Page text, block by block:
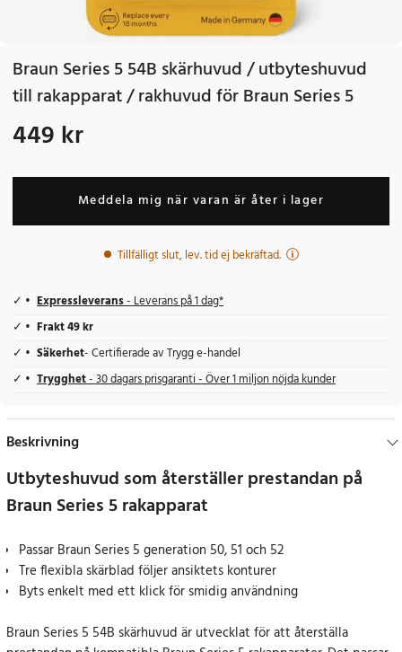
Braun Series 5 54B skärhuvud / utbyteshuvud
till rakapparat / rakhuvud för Braun Series 5
Pris:449 kr
449 kr
Meddela mig när varan är åter i lager
Tillfälligt slut, lev. tid ej bekräftad.
Expressleverans- Leverans på 1 dag*
Frakt 49 kr
Säkerhet- Certifierade av Trygg e-handel
Trygghet- 30 dagars prisgaranti - Över 1 miljon nöjda kunder
Beskrivning
Utbyteshuvud som återställer prestandan på
Braun Series 5 rakapparat
Passar Braun Series 5 generation 50, 51 och 52
Tre flexibla skärblad följer ansiktets konturer
Byts enkelt med ett klick för smidig användning
Braun Series 5 54B skärhuvud är utvecklat för att återställa